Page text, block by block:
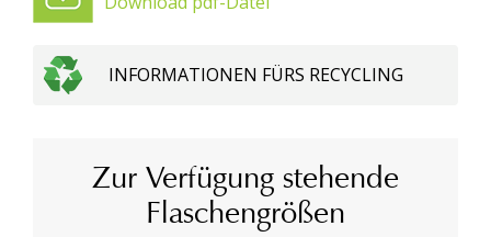
INFORMATIONEN FÜRS RECYCLING
Zur Verfügung stehende
Flaschengrößen